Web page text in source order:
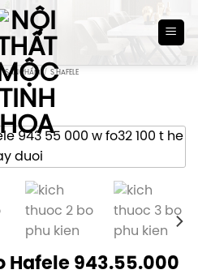
/ SẢN PHẨM / S HAFELE
Hafele 943.55.000